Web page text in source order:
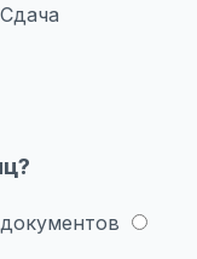
Сдача